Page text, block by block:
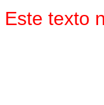
Este texto